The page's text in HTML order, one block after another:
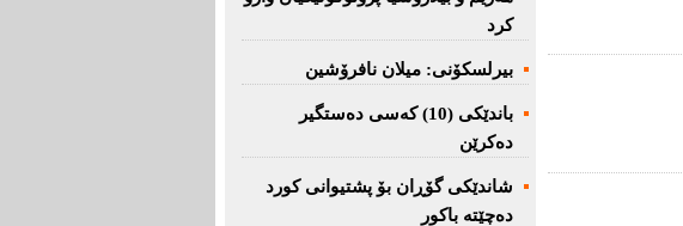
کرد
بیرلسكۆنی: میلان نافرۆشین
باندێکی (10) کەسى دەستگیر
دەکرێن
شاندێکى گۆڕان بۆ پشتیوانی کورد
دەچێتە باکور